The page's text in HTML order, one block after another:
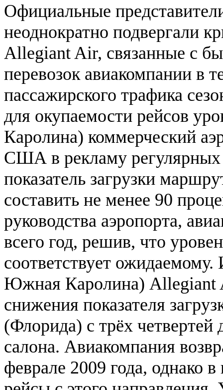
Официальные
неоднократно подвергали
Allegiant Air, связанные с
перевозок авиакомпании в
пассажирского трафика
для окупаемости рейсов
Каролина) коммерческий
США в рекламу регулярных
показатель загрузки
составить не менее 90
руководства аэропорта,
всего год, решив, что
соответствует
Южная Каролина) Allegiant
снижения показателя
(Флорида) с трёх четвертей
салона. Авиакомпания
феврале 2009 года, однако